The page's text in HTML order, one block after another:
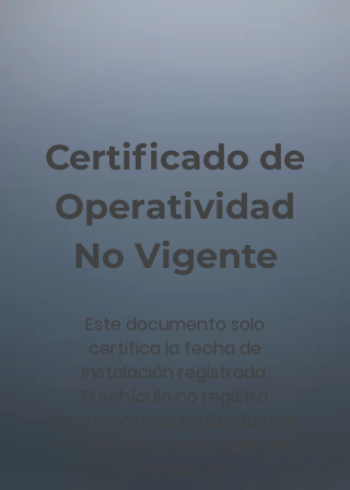
Certificado de
Operatividad
No Vigente
Este documento solo
certifica la fecha de
instalación registrada.
El vehículo no registra